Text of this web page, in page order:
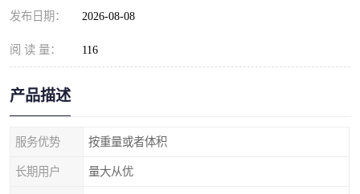
发布日期： 2026-08-08
阅 读 量： 116
产品描述
服务优势 按重量或者体积
长期用户 量大从优